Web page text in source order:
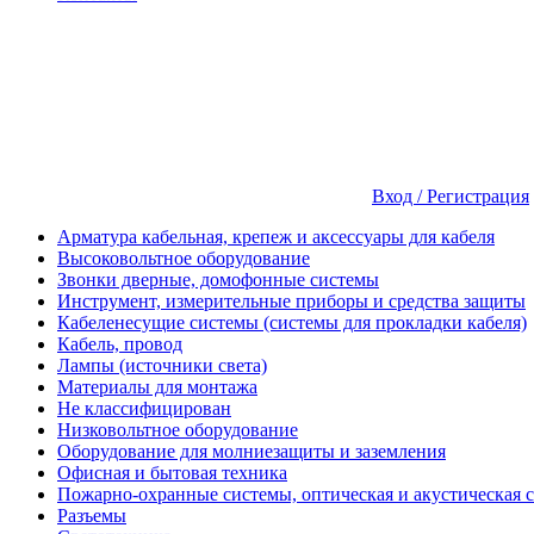
Вход / Регистрация
Арматура кабельная, крепеж и аксессуары для кабеля
Высоковольтное оборудование
Звонки дверные, домофонные системы
Инструмент, измерительные приборы и средства защиты
Кабеленесущие системы (системы для прокладки кабеля)
Кабель, провод
Лампы (источники света)
Материалы для монтажа
Не классифицирован
Низковольтное оборудование
Оборудование для молниезащиты и заземления
Офисная и бытовая техника
Пожарно-охранные системы, оптическая и акустическая
Разъемы